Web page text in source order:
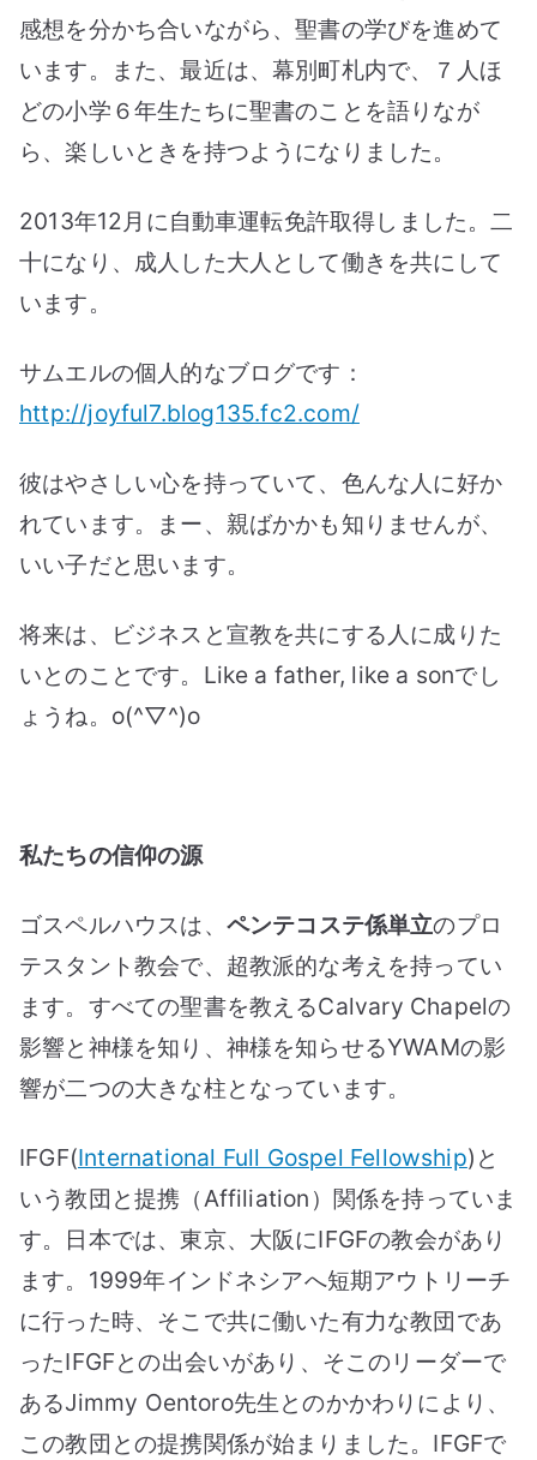
感想を分かち合いながら、聖書の学びを進めて
います。また、最近は、幕別町札内で、７人ほ
どの小学６年生たちに聖書のことを語りなが
ら、楽しいときを持つようになりました。
2013年12月に自動車運転免許取得しました。二
十になり、成人した大人として働きを共にして
います。
サムエルの個人的なブログです：
http://joyful7.blog135.fc2.com/
彼はやさしい心を持っていて、色んな人に好か
れています。まー、親ばかかも知りませんが、
いい子だと思います。
将来は、ビジネスと宣教を共にする人に成りた
いとのことです。Like a father, like a sonでし
ょうね。o(^▽^)o
私たちの信仰の源
ゴスペルハウスは、 ペンテコステ係単立のプロ
テスタント教会で、超教派的な考えを持ってい
ます。すべての聖書を教えるCalvary Chapelの
影響と神様を知り、神様を知らせるYWAMの影
響が二つの大きな柱となっています。
IFGF(International Full Gospel Fellowship)と
いう教団と提携（Affiliation）関係を持っていま
す。日本では、東京、大阪にIFGFの教会があり
ます。1999年インドネシアへ短期アウトリーチ
に行った時、そこで共に働いた有力な教団であ
ったIFGFとの出会いがあり、そこのリーダーで
あるJimmy Oentoro先生とのかかわりにより、
この教団との提携関係が始まりました。IFGFで